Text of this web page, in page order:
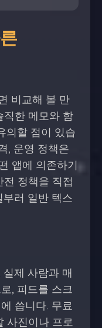
비교해 볼 만
직한 메모와 함
의할 점이 있습
, 운영 정책은
앱에 의존하기
정책을 직접
러 일반 텍스
제 사람과 매
, 피드를 스크
씁니다. 무료
사진이나 프로